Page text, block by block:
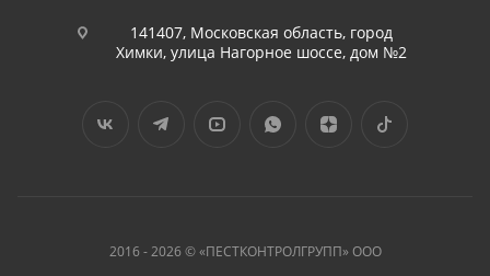
141407, Московская область, город
Химки, улица Нагорное шоссе, дом №2
2016 - 2026 © «ПЕСТКОНТРОЛГРУПП» ООО